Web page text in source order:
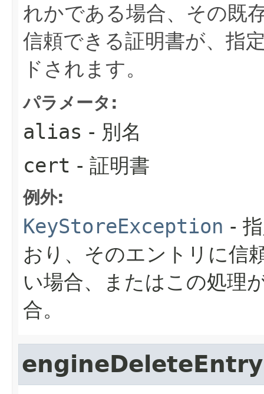
れかである場合、その既
信頼できる証明書が、指
ドされます。
パラメータ:
alias - 別名
cert - 証明書
例外:
KeyStoreException -
おり、そのエントリに信
い場合、またはこの処理
合。
engineDeleteEntry